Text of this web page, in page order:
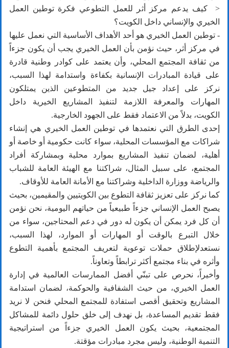
< كيف يدعم مركز أثر للعمل التطوعي فكرة توطين العمل
الخيري والإنساني داخل الكويت؟
- توطين العمل الخيري هو أحد الأهداف الأساسية التي نعمل عليها
في مركز أثر، حيث نؤمن بأن العمل الخيري يجب أن يكون جزءاً
من ثقافة المجتمع المحلي، وأن يعتمد على كوادر وطنية قادرة
على قيادة المبادرات الإنسانية بكفاءة واستدامة لهذا السبب،
نركز على إعداد جيل جديد من المتطوعين الذين يمتلكون
المهارات والمعرفة اللازمة لتنفيذ المشاريع الخيرية داخل
الكويت، بدلاً من الاعتماد فقط على الجهود الخارجية.
إحدى الطرق التي نعتمدها في توطين العمل الخيري هي إنشاء
شراكات مع المؤسسات المحلية، سواء كانت حكومية أو خاصة أو
أهلية، لضمان تنفيذ المشاريع بموارد محلية وبمشاركة أفراد
المجتمع، على سبيل المثال، شراكتنا مع الهيئة العامة للشباب
والرياضة ووزارة الداخلية وشراكتنا مع الأمانة العامة للأوقاف.
كما نركز على تعزيز ثقافة التطوع بين الكويتيين والمقيمين، بحيث
يصبح العمل الإنساني جزءاً طبيعياً من حياتهم اليومية، نحن نؤمن
أن كل فرد يمكن أن يكون له دور في دعم المحتاجين، سواء من
خلال التبرع بالوقت أو المهارات أو الموارد، لهذا السبب،
نستعدلإطلاق حملات توعوية لتعريف المجتمع بأهمية التطوع
وأثره في بناء مجتمع أكثر ترابطاً وتعاوناً.
وأخيراً، نحرص على تبنّي أفضل الممارسات العالمية في إدارة
العمل الخيري، من حيث الشفافية والحوكمة، لضمان استدامة
المشاريع وتحقيق أقصى استفادة للمجتمع المحلي فنحن لا نريد
فقط تقديم المساعدة، بل نهدف إلى خلق حلول دائمة للمشاكل
المجتمعية، بحيث يكون العمل الخيري جزءاً من استراتيجية
التنمية الوطنية، وليس مجرد مبادرات مؤقتة.